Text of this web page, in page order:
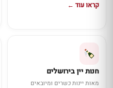
קראו עוד ←
חנות יין בירושלים
מאות יינות כשרים ומיובאים